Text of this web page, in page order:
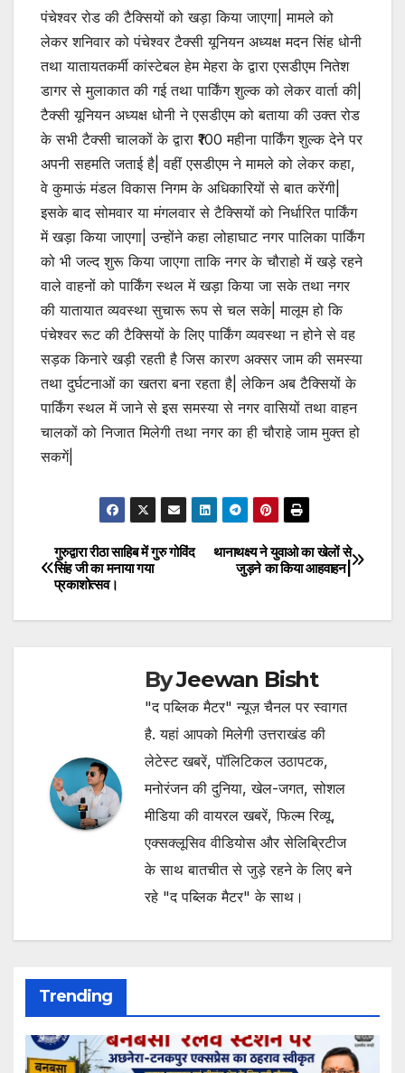
पंचेश्वर रोड की टैक्सियों को खड़ा किया जाएगा| मामले को
लेकर शनिवार को पंचेश्वर टैक्सी यूनियन अध्यक्ष मदन सिंह धोनी
तथा यातायतकर्मी कांस्टेबल हेम मेहरा के द्वारा एसडीएम नितेश
डागर से मुलाकात की गई तथा पार्किंग शुल्क को लेकर वार्ता की|
टैक्सी यूनियन अध्यक्ष धोनी ने एसडीएम को बताया की उक्त रोड
के सभी टैक्सी चालकों के द्वारा ₹100 महीना पार्किंग शुल्क देने पर
अपनी सहमति जताई है| वहीं एसडीएम ने मामले को लेकर कहा,
वे कुमाऊं मंडल विकास निगम के अधिकारियों से बात करेंगी|
इसके बाद सोमवार या मंगलवार से टैक्सियों को निर्धारित पार्किंग
में खड़ा किया जाएगा| उन्होंने कहा लोहाघाट नगर पालिका पार्किंग
को भी जल्द शुरू किया जाएगा ताकि नगर के चौराहो में खड़े रहने
वाले वाहनों को पार्किंग स्थल में खड़ा किया जा सके तथा नगर
की यातायात व्यवस्था सुचारू रूप से चल सके| मालूम हो कि
पंचेश्वर रूट की टैक्सियों के लिए पार्किंग व्यवस्था न होने से वह
सड़क किनारे खड़ी रहती है जिस कारण अक्सर जाम की समस्या
तथा दुर्घटनाओं का खतरा बना रहता है| लेकिन अब टैक्सियों के
पार्किंग स्थल में जाने से इस समस्या से नगर वासियों तथा वाहन
चालकों को निजात मिलेगी तथा नगर का ही चौराहे जाम मुक्त हो
सकगें|
Post
navigation
थानाथक्ष्य ने युवाओ का खेलों से
जुड़ने का किया आहवाहन|
गुरुद्वारा रीठा साहिब में गुरु गोविंद
सिंह जी का मनाया गया
प्रकाशोत्सव।
ByJeewan Bisht
"द पब्लिक मैटर" न्यूज़ चैनल पर स्वागत
है. यहां आपको मिलेगी उत्तराखंड की
लेटेस्ट खबरें, पॉलिटिकल उठापटक,
मनोरंजन की दुनिया, खेल-जगत, सोशल
मीडिया की वायरल खबरें, फिल्म रिव्यू,
एक्सक्लूसिव वीडियोस और सेलिब्रिटीज
के साथ बातचीत से जुड़े रहने के लिए बने
रहे "द पब्लिक मैटर" के साथ।
Trending